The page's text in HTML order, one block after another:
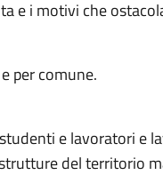
e i motivi che
per comune.
e lavoratori e
del territorio